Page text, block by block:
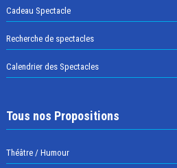
Cadeau Spectacle
Recherche de spectacles
Calendrier des Spectacles
Tous nos Propositions
Théâtre / Humour